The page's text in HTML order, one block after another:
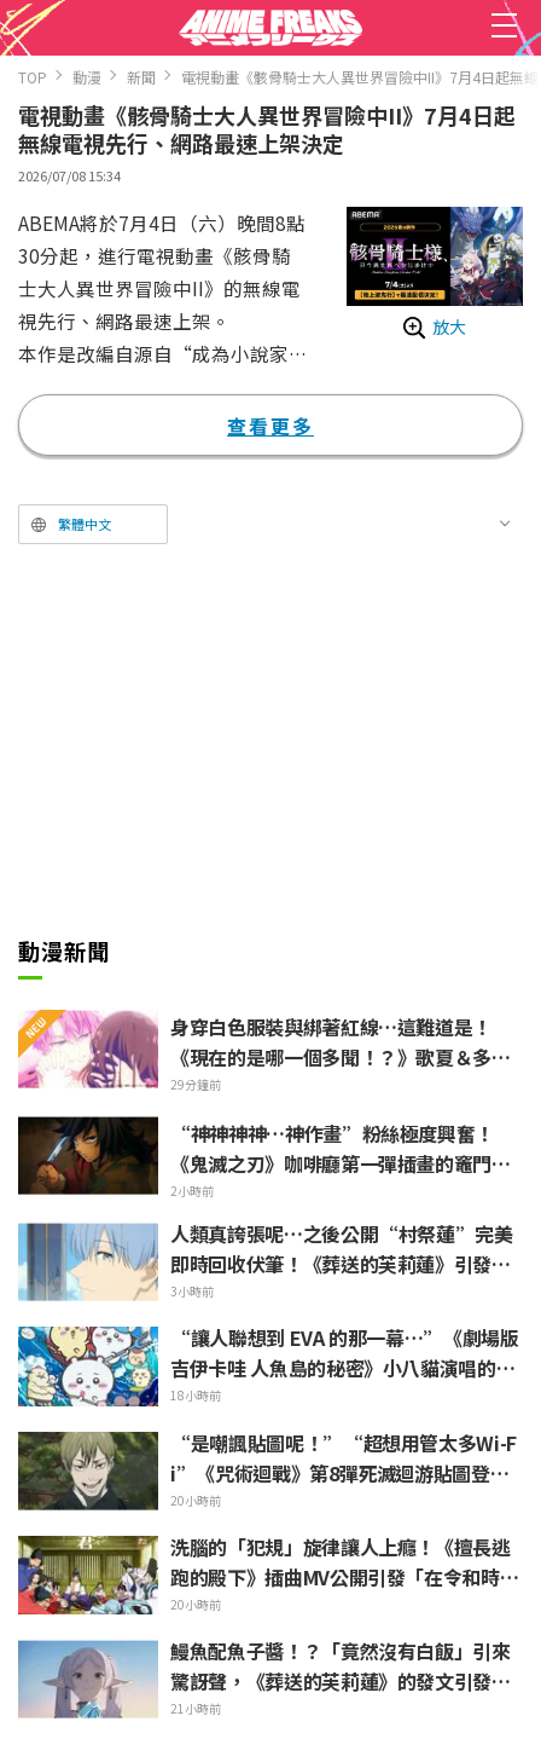
TOP 動漫 新聞 電視動畫《骸骨騎士大人異世界冒險中II》7月4日起無
電視動畫《骸骨騎士大人異世界冒險中II》7月4日起
無線電視先行、網路最速上架決定
2026/07/08 15:34
放大
ABEMA將於7月4日（六）晚間8點
30分起，進行電視動畫《骸骨騎
士大人異世界冒險中II》的無線電
視先行、網路最速上架。
本作是改編自源自“成為小說家
奇幻作品。故事講述轉移到線上遊
戲世界中、化身為自己先前所使用
邊隱藏其壓倒性的力量一邊繼續旅
程，進而展開無自覺“懲惡揚善”
查看更多
繁體中文
動漫新聞
身穿白色服裝與綁著紅線…這難道是！
《現在的是哪一個多聞！？》歌夏＆多聞
的雜誌封面讓粉絲極限化“KAWAII 尊
死…”、“太不得了了！”
29分鐘前
“神神神神…神作畫”粉絲極度興奮！
《鬼滅之刃》咖啡廳第一彈插畫的竈門炭
治郎與冨岡義勇 湧現「水之師兄弟太帥
了」的聲浪
2小時前
人類真誇張呢…之後公開“村祭蓮”完美
即時回收伏筆！《葬送的芙莉蓮》引發
「是傲嬌蓮（Tsun-de-ren）呢」的反響
3小時前
“讓人聯想到 EVA 的那一幕…”《劇場版
吉伊卡哇 人魚島的秘密》小八貓演唱的不
祥 PV 引發話題
18小時前
“是嘲諷貼圖呢！”“超想用管太多Wi-F
i”《咒術迴戰》第8彈死滅迴游貼圖登場
引發粉絲歡呼
20小時前
洗腦的「犯規」旋律讓人上癮！《擅長逃
跑的殿下》插曲MV公開引發「在令和時代
的歷史劇裡出角色歌」話題沸騰
20小時前
鰻魚配魚子醬！？「竟然沒有白飯」引來
驚訝聲，《葬送的芙莉蓮》的發文引發
「白燒真懂吃」的反響
21小時前